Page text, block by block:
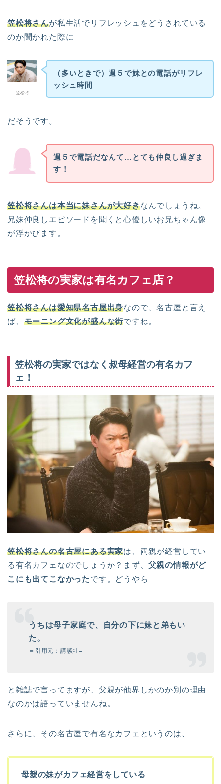
笠松将さんが私生活でリフレッシュをどうされている
のか聞かれた際に
笠松将
（多いときで）週５で妹との電話がリフレ
ッシュ時間
だそうです。
週５で電話だなんて…とても仲良し過ぎま
す！
笠松将さんは本当に妹さんが大好きなんでしょうね。
兄妹仲良しエピソードを聞くと心優しいお兄ちゃん像
が浮かびます。
笠松将の実家は有名カフェ店？
笠松将さんは愛知県名古屋出身なので、名古屋と言え
ば、 モーニング文化が盛んな街ですね。
笠松将の実家ではなく叔母経営の有名カフ
ェ！
笠松将さんの名古屋にある実家は、両親が経営してい
る有名カフェなのでしょうか？まず、 父親の情報がど
こにも出てこなかったです。どうやら
うちは母子家庭で、自分の下に妹と弟もい
た。
＝引用元：講談社=
と雑誌で言ってますが、父親が他界しかのか別の理由
なのかは語っていませんね。
さらに、その名古屋で有名なカフェというのは、
母親の妹がカフェ経営をしている